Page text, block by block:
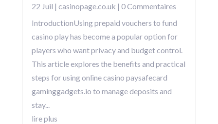
22 Juil | casinopage.co.uk | 0 Commentaires
IntroductionUsing prepaid vouchers to fund
casino play has become a popular option for
players who want privacy and budget control.
This article explores the benefits and practical
steps for using online casino paysafecard
gaminggadgets.io to manage deposits and
stay...
lire plus